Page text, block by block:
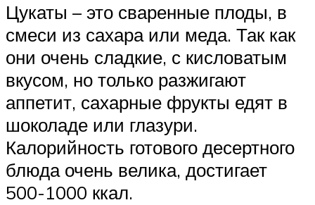
Цукаты – это сваренные плоды, в
смеси из сахара или меда. Так как
они очень сладкие, с кисловатым
вкусом, но только разжигают
аппетит, сахарные фрукты едят в
шоколаде или глазури.
Калорийность готового десертного
блюда очень велика, достигает
500-1000 ккал.